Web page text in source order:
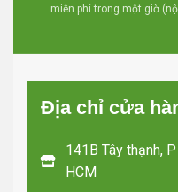
miễn phí trong một giờ
Địa chỉ cửa
141B Tây thạnh,
HCM